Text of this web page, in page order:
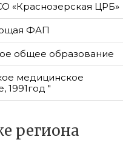
«Краснозерская ЦРБ»
ФАП
общее образование
медицинское
1991год "
региона